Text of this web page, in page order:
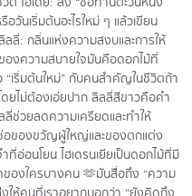
วันเริ่มต้นอะไรใหม่ ๆ แล้วเขียน
ลลี่: กลิ่นแห่งความสงบและการให้
งความสบายใจมันคือดอกไม้ที่
“เริ่มต้นใหม่” กับคนสำคัญในชีวิตถ้า
ดยไม่ต้องเอ่ยปาก ลิลลี่สีขาวคือคำ
วยลดความเครียดและทำให้
ของขวัญผู้ใหญ่และของตกแต่ง
อ่อนโยน ไฮเดรนเยียเป็นดอกไม้ที่มี
องใครบางคน 🫶มันสื่อถึง “ความ